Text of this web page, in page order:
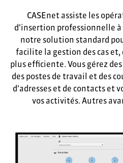
CASEnet assiste les
d’insertion professionnelle à
notre solution standard
facilite la gestion des cas
plus efficiente. Vous gérez
des postes de travail et des
d’adresses et de contacts et
vos activités. Autres